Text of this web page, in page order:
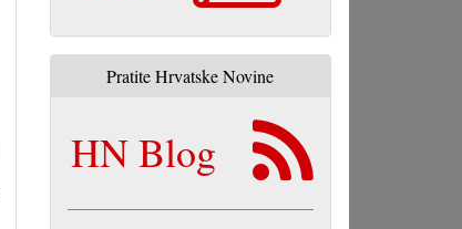
Pratite Hrvatske Novine
HN Blog